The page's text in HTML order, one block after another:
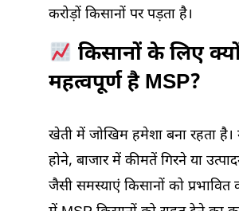
करोड़ों किसानों पर पड़ता है।
किसानों के लिए
महत्वपूर्ण है MSP?
खेती में जोखिम हमेशा बना रहता
होने, बाजार में कीमतें गिरने या
जैसी समस्याएं किसानों को प्रभावित